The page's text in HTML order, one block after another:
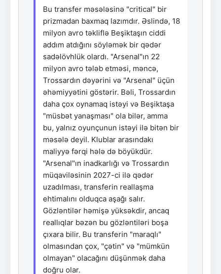
Bu transfer məsələsinə "critical" bir
prizmadan baxmaq lazımdır. Əslində, 18
milyon avro təkliflə Beşiktaşın ciddi
addım atdığını söyləmək bir qədər
sadəlövhlük olardı. "Arsenal"ın 22
milyon avro tələb etməsi, məncə,
Trossardın dəyərini və "Arsenal" üçün
əhəmiyyətini göstərir. Bəli, Trossardın
daha çox oynamaq istəyi və Beşiktaşa
"müsbət yanaşması" ola bilər, amma
bu, yalnız oyunçunun istəyi ilə bitən bir
məsələ deyil. Klublar arasındakı
maliyyə fərqi hələ də böyükdür.
"Arsenal"ın inadkarlığı və Trossardın
müqaviləsinin 2027-ci ilə qədər
uzadılması, transferin reallaşma
ehtimalını olduqca aşağı salır.
Gözləntilər həmişə yüksəkdir, ancaq
reallıqlar bəzən bu gözləntiləri boşa
çıxara bilir. Bu transferin "maraqlı"
olmasından çox, "çətin" və "mümkün
olmayan" olacağını düşünmək daha
doğru olar.